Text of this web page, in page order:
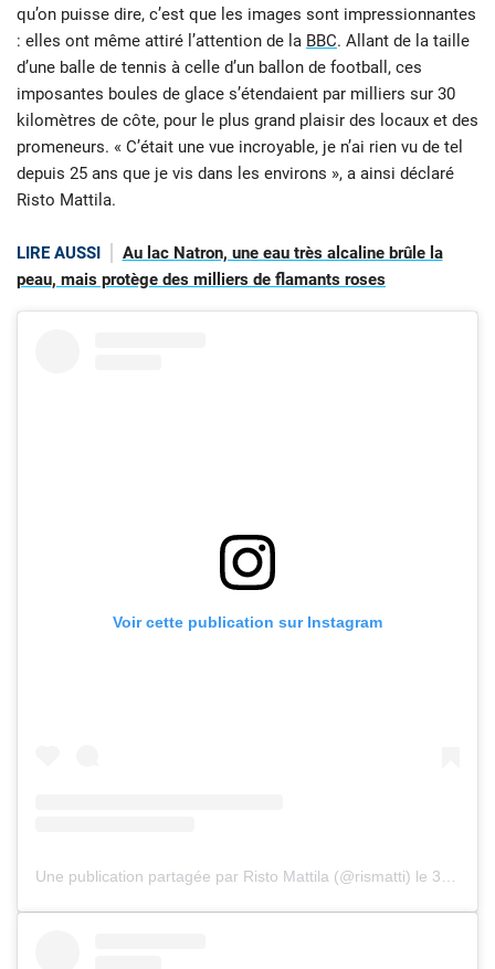
qu’on puisse dire, c’est que les images sont impressionnantes
: elles ont même attiré l’attention de la BBC. Allant de la taille
d’une balle de tennis à celle d’un ballon de football, ces
imposantes boules de glace s’étendaient par milliers sur 30
kilomètres de côte, pour le plus grand plaisir des locaux et des
promeneurs. « C’était une vue incroyable, je n’ai rien vu de tel
depuis 25 ans que je vis dans les environs », a ainsi déclaré
Risto Mattila.
LIRE AUSSI
Au lac Natron, une eau très alcaline brûle la
peau, mais protège des milliers de flamants roses
Voir cette publication sur Instagram
Une publication partagée par Risto Mattila (@rismatti) le 3 Nov. 2019 à 10 :08 PST